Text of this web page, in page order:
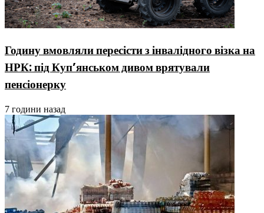
Годину вмовляли пересісти з інвалідного візка на
НРК: під Куп’янськом дивом врятували
пенсіонерку
7 години назад